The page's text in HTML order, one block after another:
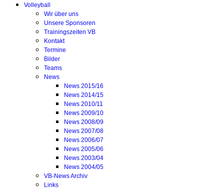
Volleyball
Wir über uns
Unsere Sponsoren
Trainingszeiten VB
Kontakt
Termine
Bilder
Teams
News
News 2015/16
News 2014/15
News 2010/11
News 2009/10
News 2008/09
News 2007/08
News 2006/07
News 2005/06
News 2003/04
News 2004/05
VB-News Archiv
Links